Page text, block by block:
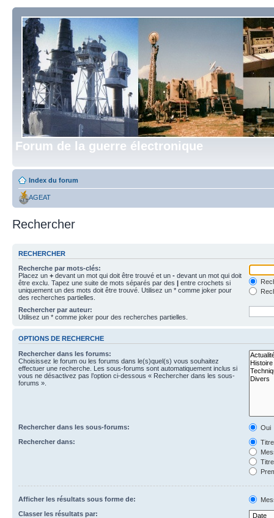
Forum de la guerre électronique
Index du forum
AGEAT
Rechercher
RECHERCHER
Recherche par mots-clés:
Placez un + devant un mot qui doit être trouvé et un - devant un mot qui doit
être exclu. Tapez une suite de mots séparés par des | entre crochets si
uniquement un des mots doit être trouvé. Utilisez un * comme joker pour
des recherches partielles.
Rechercher par auteur:
Utilisez un * comme joker pour des recherches partielles.
OPTIONS DE RECHERCHE
Rechercher dans les forums:
Choisissez le forum ou les forums dans le(s)quel(s) vous souhaitez
effectuer une recherche. Les sous-forums sont automatiquement inclus si
vous ne désactivez pas l’option ci-dessous « Rechercher dans les sous-
forums ».
Rechercher dans les sous-forums:
Oui
Rechercher dans:
Afficher les résultats sous forme de:
Classer les résultats par: